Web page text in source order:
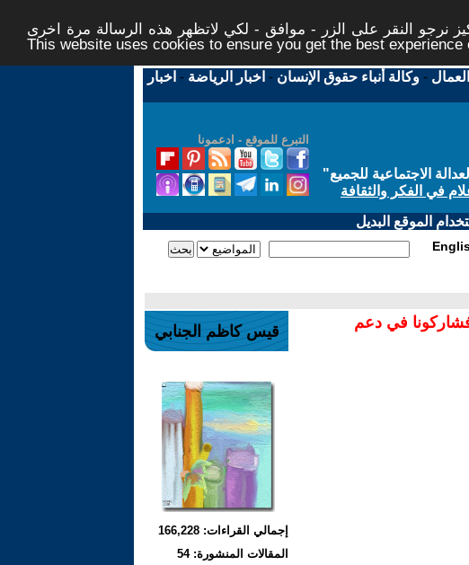
نرجو النقر على الزر - موافق - لكي لاتظهر هذه الرسالة مرة اخرى -
This website uses cookies to ensure you get the best experience
-وكالة أنباء حقوق الإنسان - اخبار الرياضة - اخبار
التبرع للموقع - ادعمونا
الاجتماعية للجميع"
في الفكر والثقافة
الموقع البديل
فشاركونا في دعم
قيس كاظم الجنابي
إجمالي القراءات: 166,228
المقالات المنشورة: 54